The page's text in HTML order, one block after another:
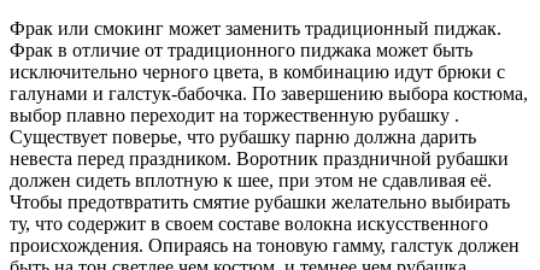
Фрак или смокинг может заменить традиционный пиджак.
Фрак в отличие от традиционного пиджака может быть
исключительно черного цвета, в комбинацию идут брюки с
галунами и галстук-бабочка. По завершению выбора костюма,
выбор плавно переходит на торжественную рубашку .
Существует поверье, что рубашку парню должна дарить
невеста перед праздником. Воротник праздничной рубашки
должен сидеть вплотную к шее, при этом не сдавливая её.
Чтобы предотвратить смятие рубашки желательно выбирать
ту, что содержит в своем составе волокна искусственного
происхождения. Опираясь на тоновую гамму, галстук должен